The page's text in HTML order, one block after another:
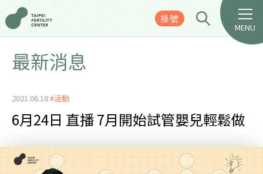
掛號
MENU
最新消息
2021.06.18#活動
6月24日 直播 7月開始試管嬰兒輕鬆做